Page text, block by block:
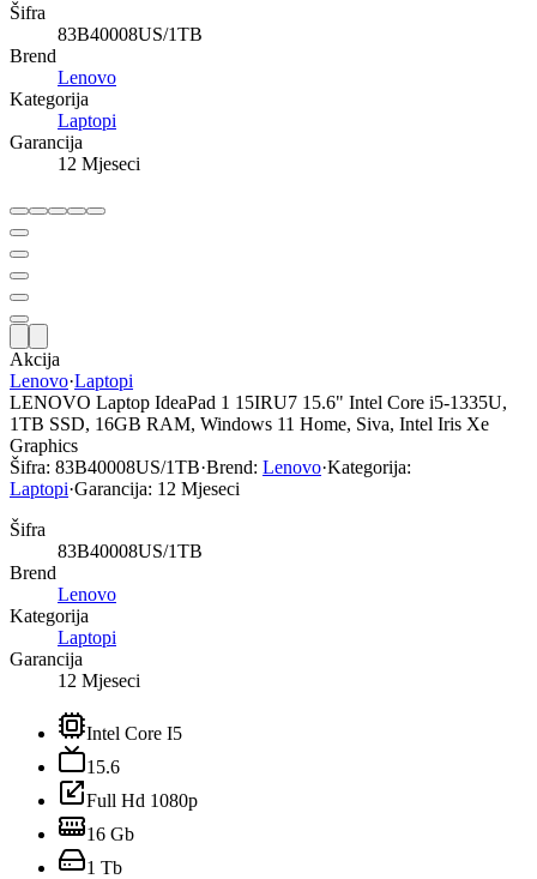
Šifra
83B40008US/1TB
Brend
Lenovo
Kategorija
Laptopi
Garancija
12 Mjeseci
Akcija
Lenovo·Laptopi
LENOVO Laptop IdeaPad 1 15IRU7 15.6" Intel Core i5-1335U,
1TB SSD, 16GB RAM, Windows 11 Home, Siva, Intel Iris Xe
Graphics
Šifra: 83B40008US/1TB·Brend: Lenovo·Kategorija:
Laptopi·Garancija: 12 Mjeseci
Šifra
83B40008US/1TB
Brend
Lenovo
Kategorija
Laptopi
Garancija
12 Mjeseci
Intel Core I5
15.6
Full Hd 1080p
16 Gb
1 Tb